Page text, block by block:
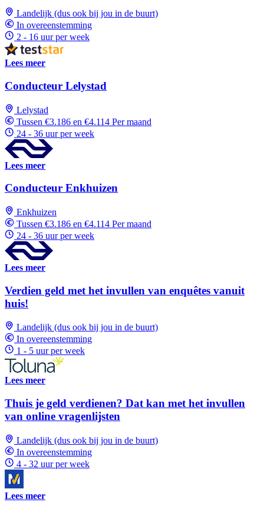
Landelijk (dus ook bij jou in de buurt)
In overeenstemming
2 - 16 uur per week
Lees meer
Conducteur Lelystad
Lelystad
Tussen €3.186 en €4.114 Per maand
24 - 36 uur per week
Lees meer
Conducteur Enkhuizen
Enkhuizen
Tussen €3.186 en €4.114 Per maand
24 - 36 uur per week
Lees meer
Verdien geld met het invullen van enquêtes vanuit
huis!
Landelijk (dus ook bij jou in de buurt)
In overeenstemming
1 - 5 uur per week
Lees meer
Thuis je geld verdienen? Dat kan met het invullen
van online vragenlijsten
Landelijk (dus ook bij jou in de buurt)
In overeenstemming
4 - 32 uur per week
Lees meer